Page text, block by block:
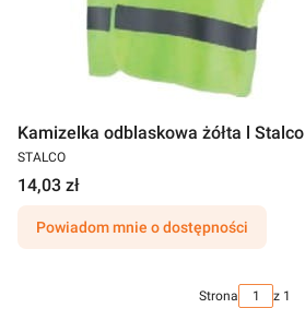
Kamizelka odblaskowa żółta l Stalco
STALCO
14,03 zł
Powiadom mnie o dostępności
Strona z 1